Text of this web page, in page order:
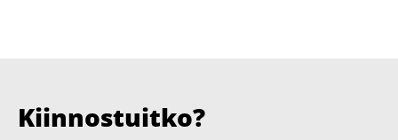
Kiinnostuitko?